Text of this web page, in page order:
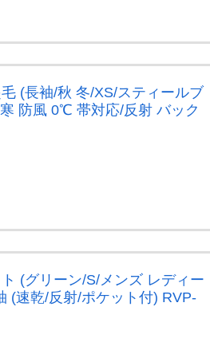
(長袖/秋 冬/XS/スティールブ
防風 0℃ 帯対応/反射 バック
(グリーン/S/メンズ レディー
(速乾/反射/ポケット付) RVP-